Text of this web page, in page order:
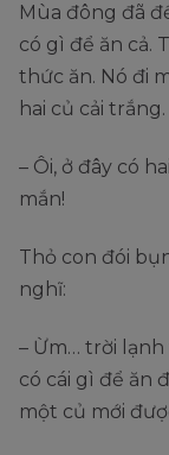
Mùa đông đã
có gì để ăn cả.
thức ăn. Nó đi
hai củ cải
– Ôi, ở đây có
mắn!
Thỏ con đói
nghĩ:
– Ừm… trời
có cái gì để ăn
một củ mới